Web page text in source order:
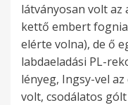
látványosan volt az
kettő embert
elérte volna), de ő
labdaeladási PL-
lényeg, Ingsy-vel
volt, csodálatos